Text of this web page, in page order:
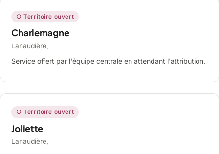
○ Territoire ouvert
Charlemagne
Lanaudière,
Service offert par l'équipe centrale en attendant l'attribution.
○ Territoire ouvert
Joliette
Lanaudière,